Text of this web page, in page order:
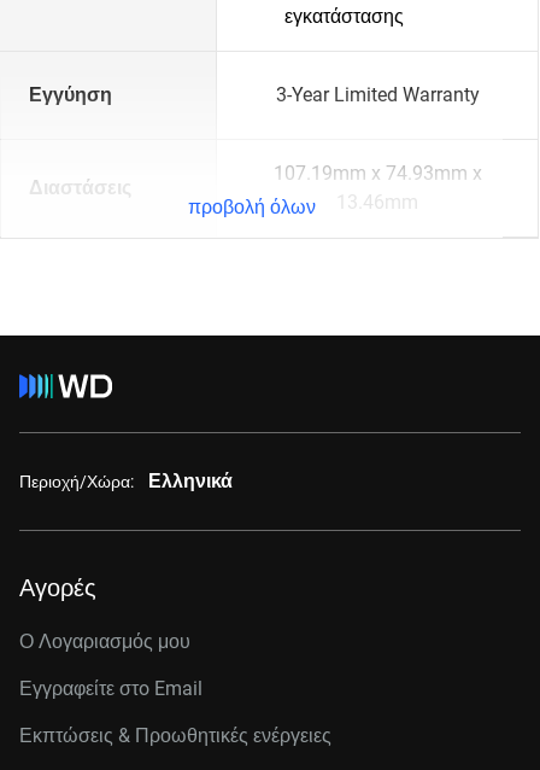
εγκατάστασης
Εγγύηση 3-Year Limited Warranty
Διαστάσεις
107.19mm x 74.93mm x
13.46mm
προβολή όλων
Περιοχή/Χώρα: Ελληνικά
Αγορές
Ο Λογαριασμός μου
Εγγραφείτε στo Email
Εκπτώσεις & Προωθητικές ενέργειες